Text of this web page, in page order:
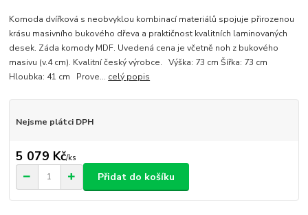
Komoda dvířková s neobvyklou kombinací materiálů spojuje přirozenou
krásu masivního bukového dřeva a praktičnost kvalitních laminovaných
desek. Záda komody MDF. Uvedená cena je včetně noh z bukového
masivu (v.4 cm). Kvalitní český výrobce. Výška: 73 cm Šířka: 73 cm
Hloubka: 41 cm Prove... celý popis
Nejsme plátci DPH
5 079 Kč/ks
Přidat do košíku